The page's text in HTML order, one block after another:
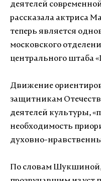
деятелей
рассказала актриса
теперь является
московского
центрального штаба
Движение
защитникам
деятелей культуры,
необходимость
духовно-
По словам